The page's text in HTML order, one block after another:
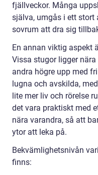
fjällveckor. Många
själva, umgås i ett stort
sovrum att dra sig
En annan viktig aspekt
Vissa stugor ligger
andra högre upp med
lugna och avskilda,
lite mer liv och rörelse
det vara praktiskt med
nära varandra, så att
ytor att leka på.
Bekvämlighetsnivån
finns: